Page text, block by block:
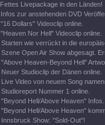
Fettes Livepackage in den Länden!
Infos zur anstehenden DVD
"16 Dollars" Videoclip online.
"Heaven Nor Hell" Videoclip online.
Starten wie verrückt in die
Szene Open Air Show abgesagt.
"Above Heaven-Beyond Hell"
Neuer Studioclip der Dänen online.
Live Video von neuem Song
Studioreport Nummer 1 online.
"Beyond Hell/Above Heaven"
"Beyond Hell/Above Heaven"
Innsbruck Show: "Sold-Out"!